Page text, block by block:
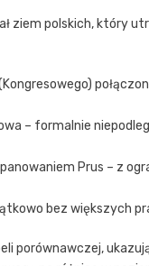
ziem polskich, który
– formalnie
Prus – z
bez większych
porównawczej,